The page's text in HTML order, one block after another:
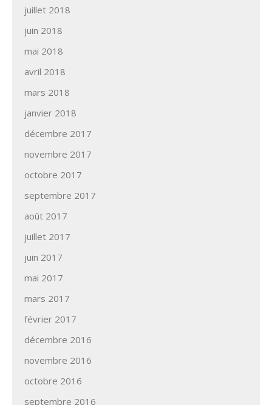
juillet 2018
juin 2018
mai 2018
avril 2018
mars 2018
janvier 2018
décembre 2017
novembre 2017
octobre 2017
septembre 2017
août 2017
juillet 2017
juin 2017
mai 2017
mars 2017
février 2017
décembre 2016
novembre 2016
octobre 2016
septembre 2016